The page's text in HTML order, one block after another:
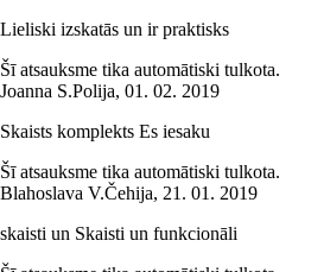
Lieliski izskatās un ir praktisks
Šī atsauksme tika automātiski tulkota.
Joanna S.Polija, 01. 02. 2019
Skaists komplekts Es iesaku
Šī atsauksme tika automātiski tulkota.
Blahoslava V.Čehija, 21. 01. 2019
skaisti un Skaisti un funkcionāli